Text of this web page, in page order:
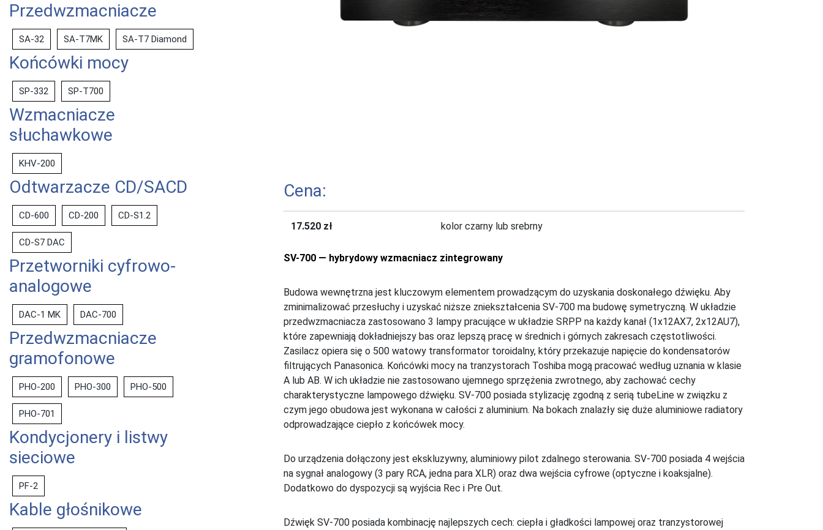
Przedwzmacniacze
SA-32 SA-T7MK SA-T7 Diamond
Końcówki mocy
SP-332 SP-T700
Wzmacniacze
słuchawkowe
KHV-200
Odtwarzacze CD/SACD
CD-600 CD-200 CD-S1.2
CD-S7 DAC
Przetworniki cyfrowo-
analogowe
DAC-1 MK DAC-700
Przedwzmacniacze
gramofonowe
PHO-200 PHO-300 PHO-500
PHO-701
Kondycjonery i listwy
sieciowe
PF-2
Kable głośnikowe
Cena:
17.520 zł kolor czarny lub srebrny
SV-700 — hybrydowy wzmacniacz zintegrowany
Budowa wewnętrzna jest kluczowym elementem prowadzącym do uzyskania doskonałego dźwięku. Aby
zminimalizować przesłuchy i uzyskać niższe zniekształcenia SV-700 ma budowę symetryczną. W układzie
przedwzmacniacza zastosowano 3 lampy pracujące w układzie SRPP na każdy kanał (1x12AX7, 2x12AU7),
które zapewniają dokładniejszy bas oraz lepszą pracę w średnich i górnych zakresach częstotliwości.
Zasilacz opiera się o 500 watowy transformator toroidalny, który przekazuje napięcie do kondensatorów
filtrujących Panasonica. Końcówki mocy na tranzystorach Toshiba mogą pracować według uznania w klasie
A lub AB. W ich układzie nie zastosowano ujemnego sprzężenia zwrotnego, aby zachować cechy
charakterystyczne lampowego dźwięku. SV-700 posiada stylizację zgodną z serią tubeLine w związku z
czym jego obudowa jest wykonana w całości z aluminium. Na bokach znalazły się duże aluminiowe radiatory
odprowadzające ciepło z końcówek mocy.
Do urządzenia dołączony jest ekskluzywny, aluminiowy pilot zdalnego sterowania. SV-700 posiada 4 wejścia
na sygnał analogowy (3 pary RCA, jedna para XLR) oraz dwa wejścia cyfrowe (optyczne i koaksjalne).
Dodatkowo do dyspozycji są wyjścia Rec i Pre Out.
Dźwięk SV-700 posiada kombinację najlepszych cech: ciepła i gładkości lampowej oraz tranzystorowej